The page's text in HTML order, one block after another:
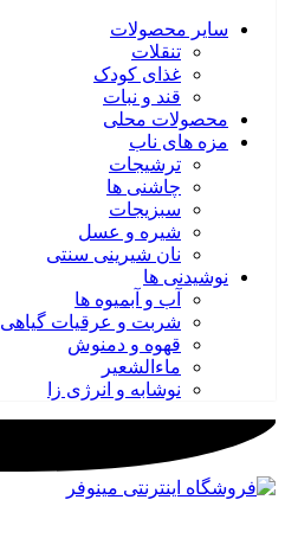
سایر محصولات
تنقلات
غذای کودک
قند و نبات
محصولات محلی
مزه های ناب
ترشیجات
چاشنی ها
سبزیجات
شیره و عسل
نان شیرینی سنتی
نوشیدنی ها
آب و آبمیوه ها
شربت و عرقیات گیاهی
قهوه و دمنوش
ماءالشعیر
نوشابه و انرژی زا